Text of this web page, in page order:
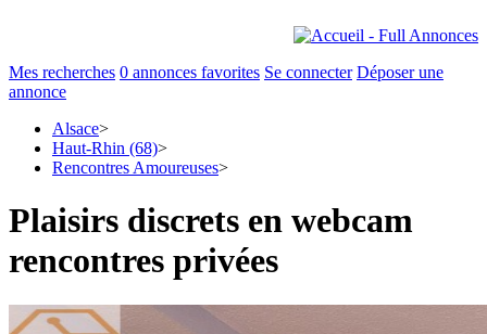
Mes recherches 0 annonces favorites Se connecter Déposer une
annonce
Alsace>
Haut-Rhin (68)>
Rencontres Amoureuses>
Plaisirs discrets en webcam
rencontres privées